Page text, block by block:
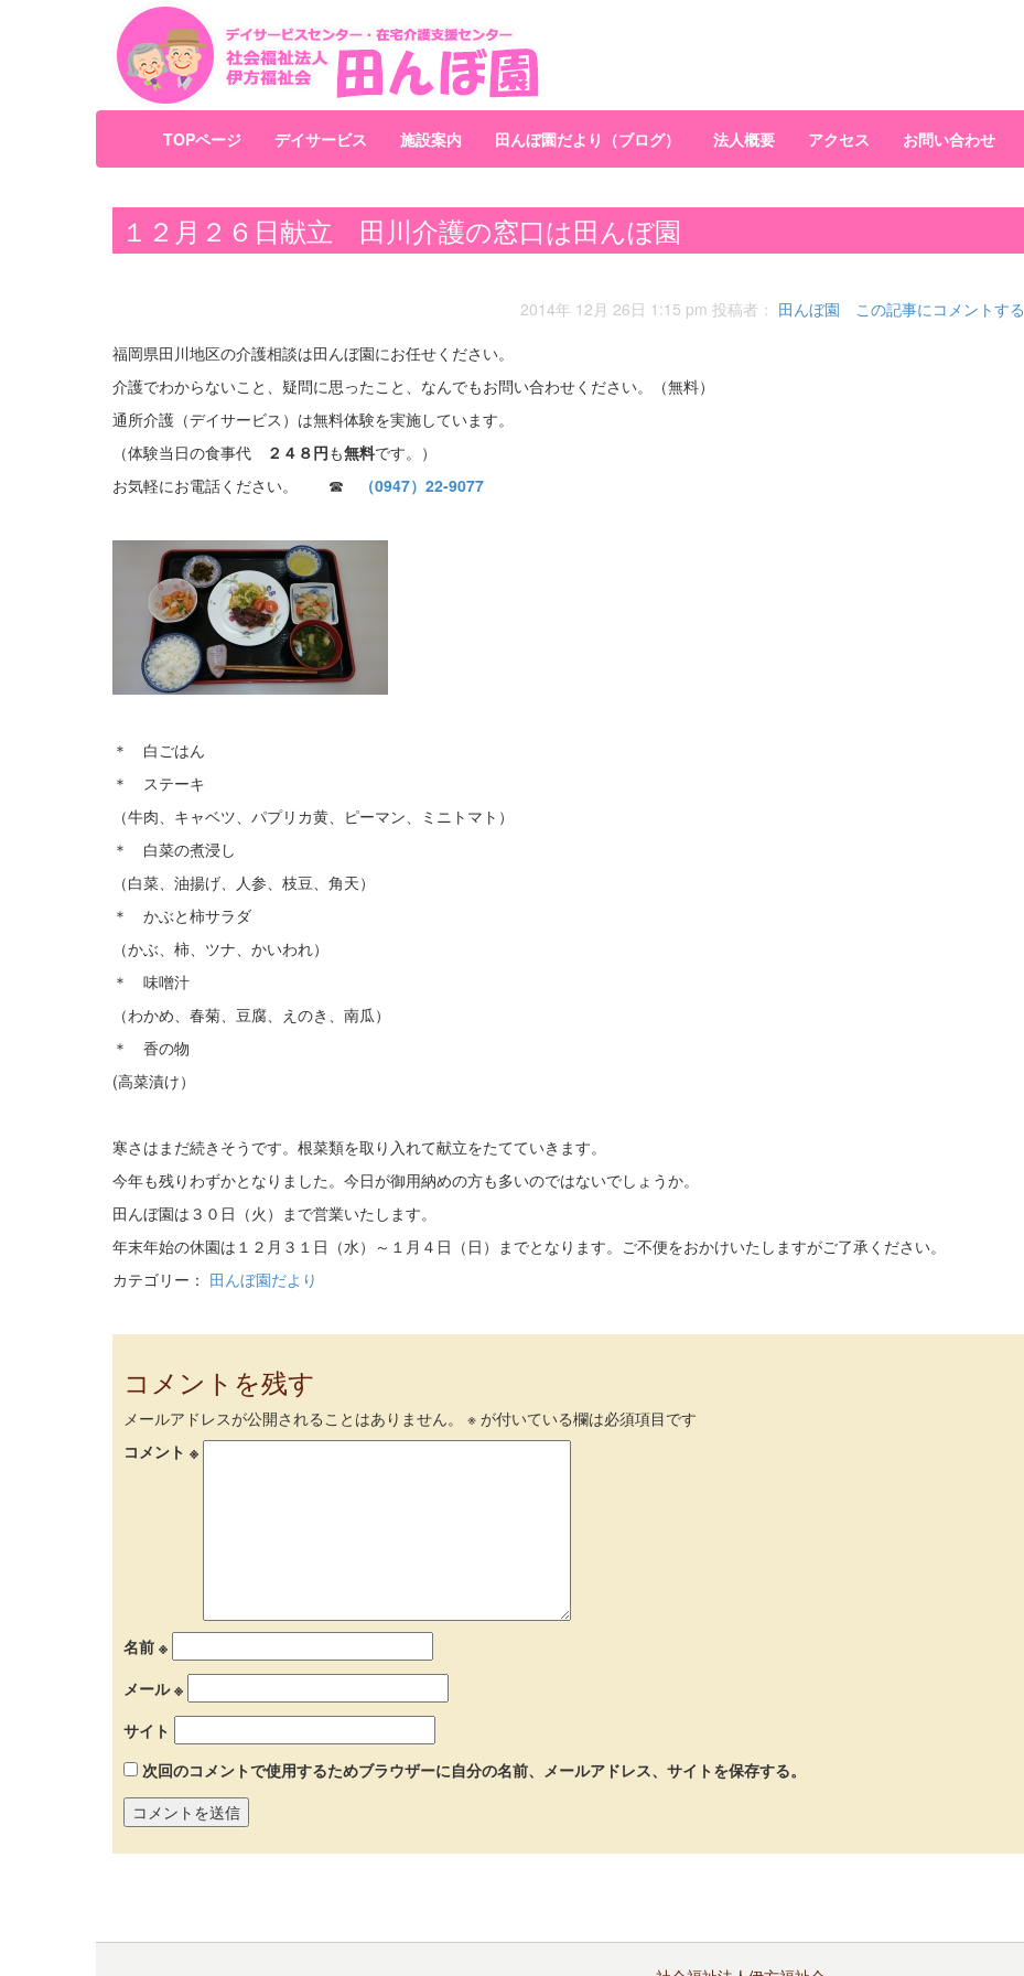
TOPページ デイサービス 施設案内 田んぼ園だより（ブログ） 法人概要 アクセス お問い合わせ
１２月２６日献立 田川介護の窓口は田んぼ園
2014年 12月 26日 1:15 pm 投稿者： 田んぼ園
この記事にコメントする
福岡県田川地区の介護相談は田んぼ園にお任せください。
介護でわからないこと、疑問に思ったこと、なんでもお問い合わせください。（無料）
通所介護（デイサービス）は無料体験を実施しています。
（体験当日の食事代
２４８円も無料です。）
お気軽にお電話ください。 ☎
（0947）22-9077
＊ 白ごはん
＊ ステーキ
（牛肉、キャベツ、パプリカ黄、ピーマン、ミニトマト）
＊ 白菜の煮浸し
（白菜、油揚げ、人参、枝豆、角天）
＊ かぶと柿サラダ
（かぶ、柿、ツナ、かいわれ）
＊ 味噌汁
（わかめ、春菊、豆腐、えのき、南瓜）
＊ 香の物
(高菜漬け）
寒さはまだ続きそうです。根菜類を取り入れて献立をたてていきます。
今年も残りわずかとなりました。今日が御用納めの方も多いのではないでしょうか。
田んぼ園は３０日（火）まで営業いたします。
年末年始の休園は１２月３１日（水）～１月４日（日）までとなります。ご不便をおかけいたしますがご了承ください。
カテゴリー： 田んぼ園だより
コメントを残す
メールアドレスが公開されることはありません。 ※ が付いている欄は必須項目です
コメント ※
名前 ※
メール※
サイト
次回のコメントで使用するためブラウザーに自分の名前、メールアドレス、サイトを保存する。